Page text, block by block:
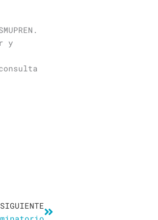
y
SIGUIENTE